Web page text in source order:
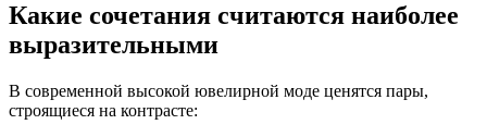
Какие сочетания считаются наиболее
выразительными
В современной высокой ювелирной моде ценятся пары,
строящиеся на контрасте: